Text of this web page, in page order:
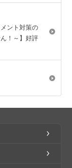
ント対策の
！～】好評